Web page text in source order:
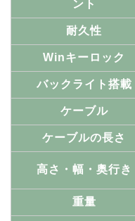
ント
耐久性
Winキーロック
バックライト搭載
ケーブル
ケーブルの長さ
高さ・幅・奥行き
重量